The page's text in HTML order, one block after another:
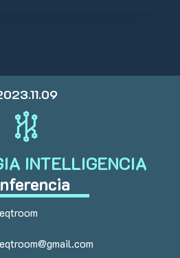
INTELLIGENCIA